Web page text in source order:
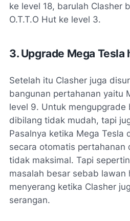
ke level 18, barulah Clasher
O.T.T.O Hut ke level 3.
3. Upgrade Mega
Setelah itu Clasher juga
bangunan pertahanan yaitu
level 9. Untuk mengupgrade
dibilang tidak mudah, tapi
Pasalnya ketika Mega Tesla
secara otomatis pertahanan
tidak maksimal. Tapi
masalah besar sebab lawan
menyerang ketika Clasher
serangan.